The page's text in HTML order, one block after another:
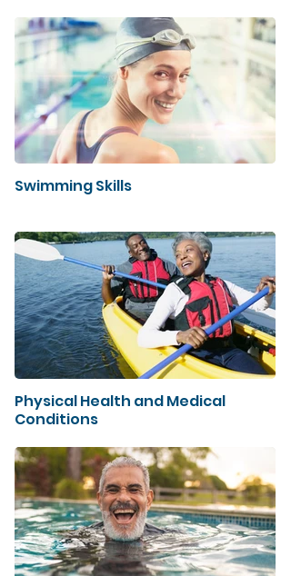
Swimming Skills
Physical Health and Medical
Conditions